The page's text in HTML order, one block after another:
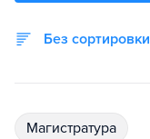
Без сортировки
магистратура